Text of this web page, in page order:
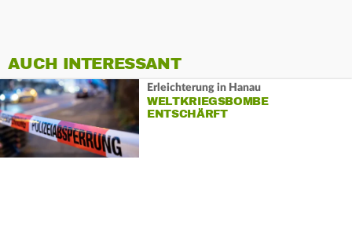
AUCH INTERESSANT
Erleichterung in Hanau
WELTKRIEGSBOMBE
ENTSCHÄRFT